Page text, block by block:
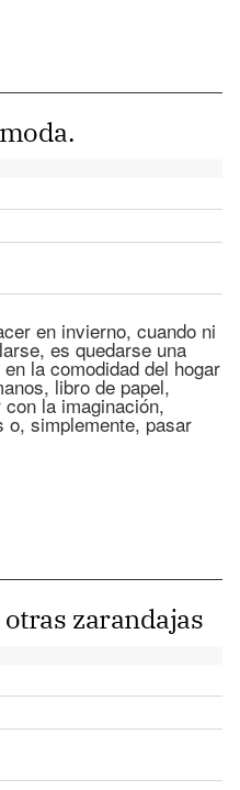
en invierno, cuando ni
es quedarse una
la comodidad del hogar
libro de papel,
la imaginación,
o, simplemente, pasar
zarandajas